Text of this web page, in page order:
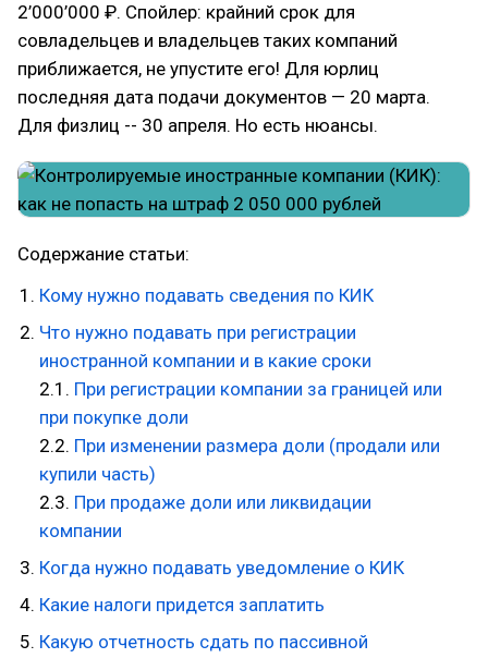
2’000’000 ₽. Спойлер: крайний срок для
совладельцев и владельцев таких компаний
приближается, не упустите его! Для юрлиц
последняя дата подачи документов — 20 марта.
Для физлиц -- 30 апреля. Но есть нюансы.
Содержание статьи:
Кому нужно подавать сведения по КИК
Что нужно подавать при регистрации
иностранной компании и в какие сроки
2.1. При регистрации компании за границей или
при покупке доли
2.2. При изменении размера доли (продали или
купили часть)
2.3. При продаже доли или ликвидации
компании
Когда нужно подавать уведомление о КИК
Какие налоги придется заплатить
Какую отчетность сдать по пассивной